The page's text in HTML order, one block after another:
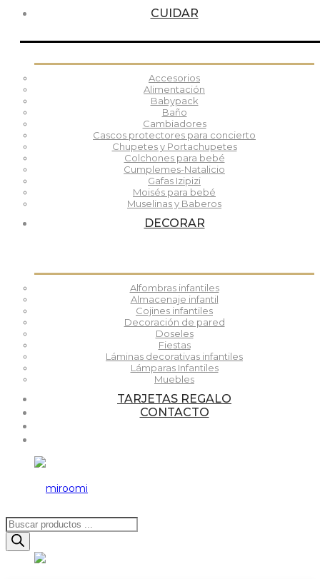
CUIDAR
Accesorios
Alimentación
Babypack
Baño
Cambiadores
Cascos protectores para concierto
Chupetes y Portachupetes
Colchones para bebé
Cumplemes-Natalicio
Gafas Izipizi
Moisés para bebé
Muselinas y Baberos
DECORAR
Alfombras infantiles
Almacenaje infantil
Cojines infantiles
Decoración de pared
Doseles
Fiestas
Láminas decorativas infantiles
Lámparas Infantiles
Muebles
TARJETAS REGALO
CONTACTO
Búsqueda
de
productos